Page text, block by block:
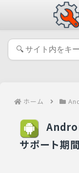
ホーム
サポート期間